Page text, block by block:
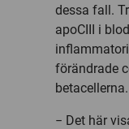
dessa fall.
apoCIII i
förändrade
betacellerna.
− Det här